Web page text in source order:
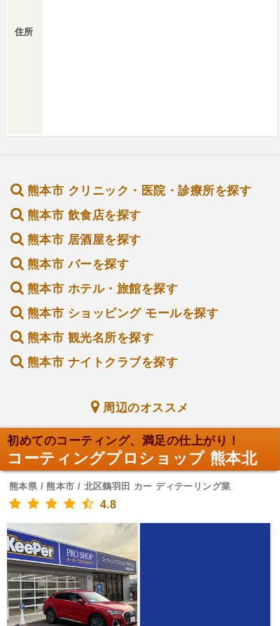
住所
熊本市 クリニック・医院・診療所を探す
熊本市 飲食店を探す
熊本市 居酒屋を探す
熊本市 バーを探す
熊本市 ホテル・旅館を探す
熊本市 ショッピング モールを探す
熊本市 観光名所を探す
熊本市 ナイトクラブを探す
周辺のオススメ
初めてのコーティング、満足の仕上がり！
コーティングプロショップ 熊本北
熊本県 / 熊本市 / 北区鶴羽田 カー ディテーリング業
4.8